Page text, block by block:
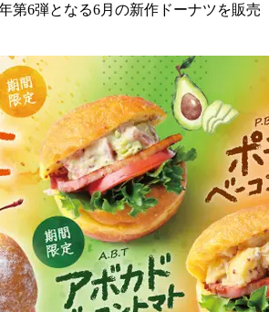
年第6弾となる6月の新作ドーナツを販売